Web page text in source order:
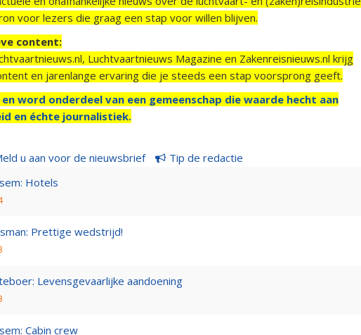
voor lezers die graag een stap voor willen blijven.
content:
Luchtvaartnieuws Magazine en Zakenreisnieuws.nl krijg
en jarenlange ervaring die je steeds een stap voorsprong geeft.
word onderdeel van een gemeenschap die waarde hecht aan
en échte journalistiek.
u aan voor de nieuwsbrief
Tip de redactie
Hotels
Prettige wedstrijd!
Levensgevaarlijke aandoening
Cabin crew